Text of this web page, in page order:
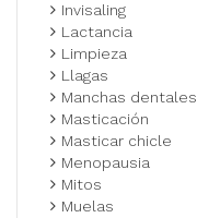
Invisaling
Lactancia
Limpieza
Llagas
Manchas dentales
Masticación
Masticar chicle
Menopausia
Mitos
Muelas